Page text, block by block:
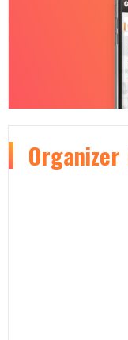
Organizer